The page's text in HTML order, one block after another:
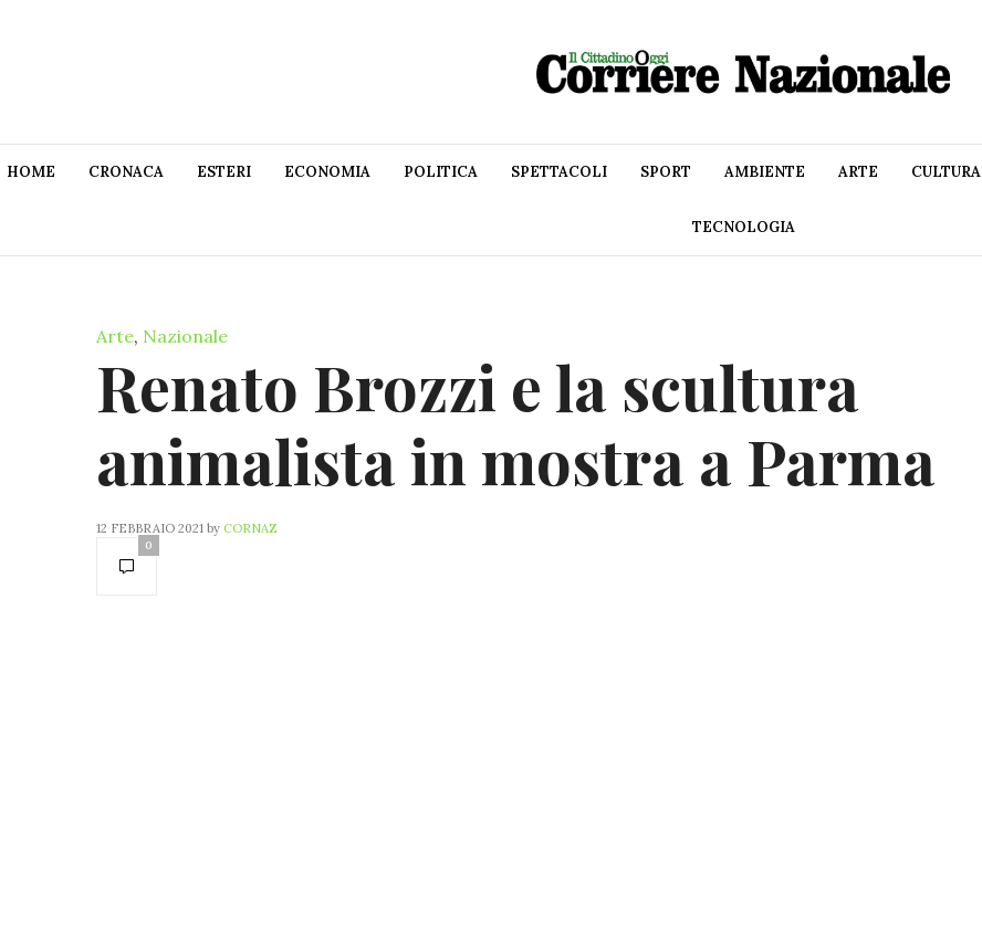
HOME CRONACA ESTERI ECONOMIA POLITICA SPETTACOLI SPORT AMBIENTE ARTE CULTURA
TECNOLOGIA
Arte, Nazionale
Renato Brozzi e la scultura
animalista in mostra a Parma
12 FEBBRAIO 2021 by CORNAZ
0